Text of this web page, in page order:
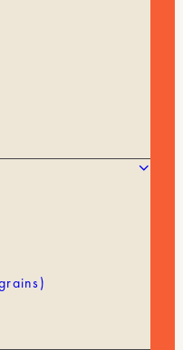
minéral en gouttes
l’eau d’extraction.
d’eau de mer
il permet de
adaptée à la
clarté, équilibre
pour transformer une
favorisant une
meilleure lisibilité
expressive. Idéal
l’espresso,
la douceur, la
bouche, tout en limitant
de l’eau.
flacon compte-gouttes,
le workflow barista,